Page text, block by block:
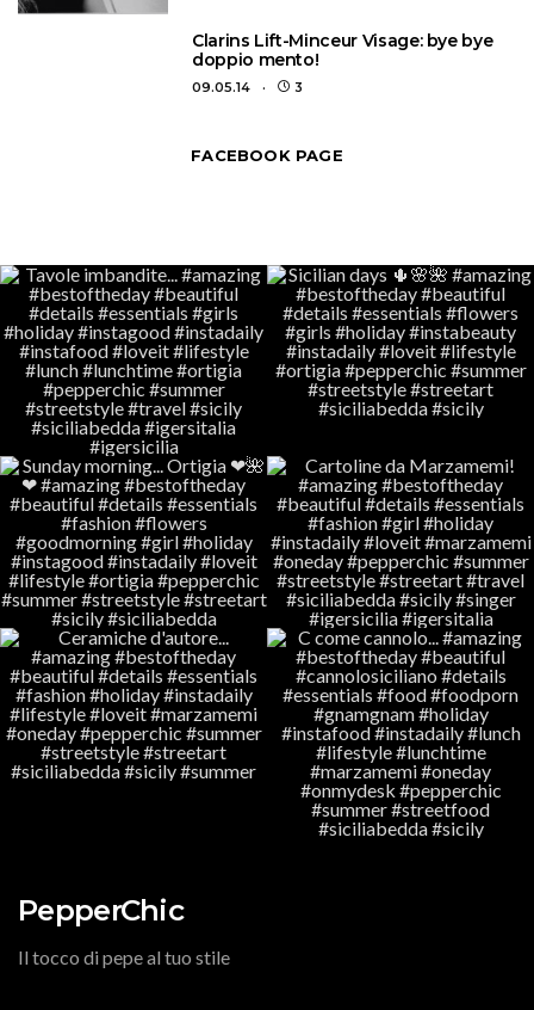
Clarins Lift-Minceur Visage: bye bye
doppio mento!
09.05.14 3
FACEBOOK PAGE
PepperChic
Il tocco di pepe al tuo stile